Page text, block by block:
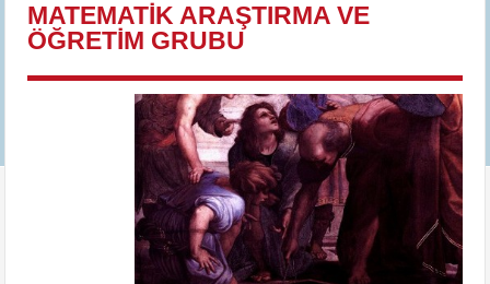
MATEMATİK ARAŞTIRMA VE
ÖĞRETİM GRUBU